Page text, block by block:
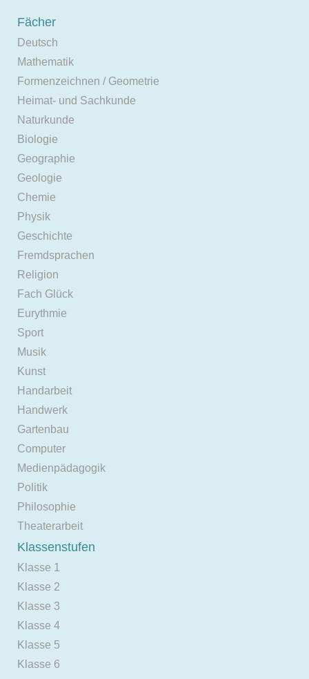
Fächer
Deutsch
Mathematik
Formenzeichnen / Geometrie
Heimat- und Sachkunde
Naturkunde
Biologie
Geographie
Geologie
Chemie
Physik
Geschichte
Fremdsprachen
Religion
Fach Glück
Eurythmie
Sport
Musik
Kunst
Handarbeit
Handwerk
Gartenbau
Computer
Medienpädagogik
Politik
Philosophie
Theaterarbeit
Klassenstufen
Klasse 1
Klasse 2
Klasse 3
Klasse 4
Klasse 5
Klasse 6